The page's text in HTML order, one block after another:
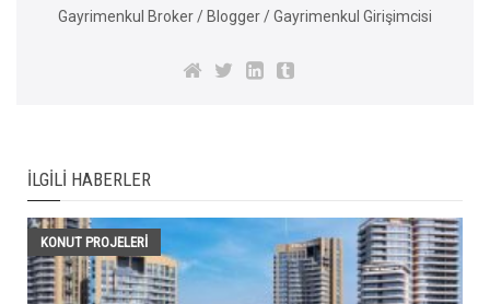
Gayrimenkul Broker / Blogger / Gayrimenkul Girişimcisi
İLGILI HABERLER
KONUT PROJELERI